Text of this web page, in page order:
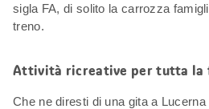
sigla FA, di solito la carrozza
treno.
Attività ricreative per tutta la
Che ne diresti di una gita a